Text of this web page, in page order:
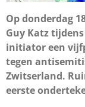
Op donderdag
Guy Katz
initiator een
tegen
Zwitserland.
eerste